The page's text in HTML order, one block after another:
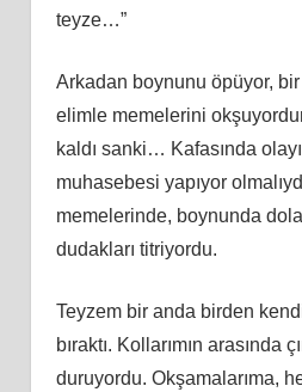
teyze…”
Arkadan boynunu öpüyor, bir
elimle memelerini
kaldı sanki… Kafasında
muhasebesi yapıyor
memelerinde, boynunda
dudakları titriyordu.
Teyzem bir anda birden
bıraktı. Kollarımın arasında
duruyordu. Okşamalarıma,